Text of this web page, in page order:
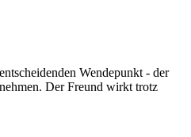
Wendepunkt - der
Der Freund wirkt trotz